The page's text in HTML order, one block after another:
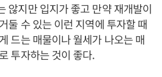
않지만 입지가 좋고 만약 재개발이
둘 수 있는 이런 지역에 투자할 때
드는 매물이나 월세가 나오는 매
투자하는 것이 좋다.